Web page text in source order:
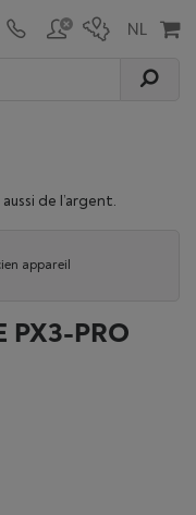
de l’argent.
appareil
PX3-PRO